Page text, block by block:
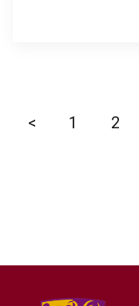
< 1 2